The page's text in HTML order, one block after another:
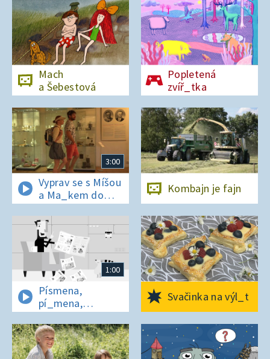
Mach
a Šebestová
Popletená
zvíř_tka
3:00
Vyprav se s Míšou
a Ma_kem do
Dobrovických
muzeí
Kombajn je fajn
1:00
Písmena,
pí_mena,
písmena
Svačinka na výl_t